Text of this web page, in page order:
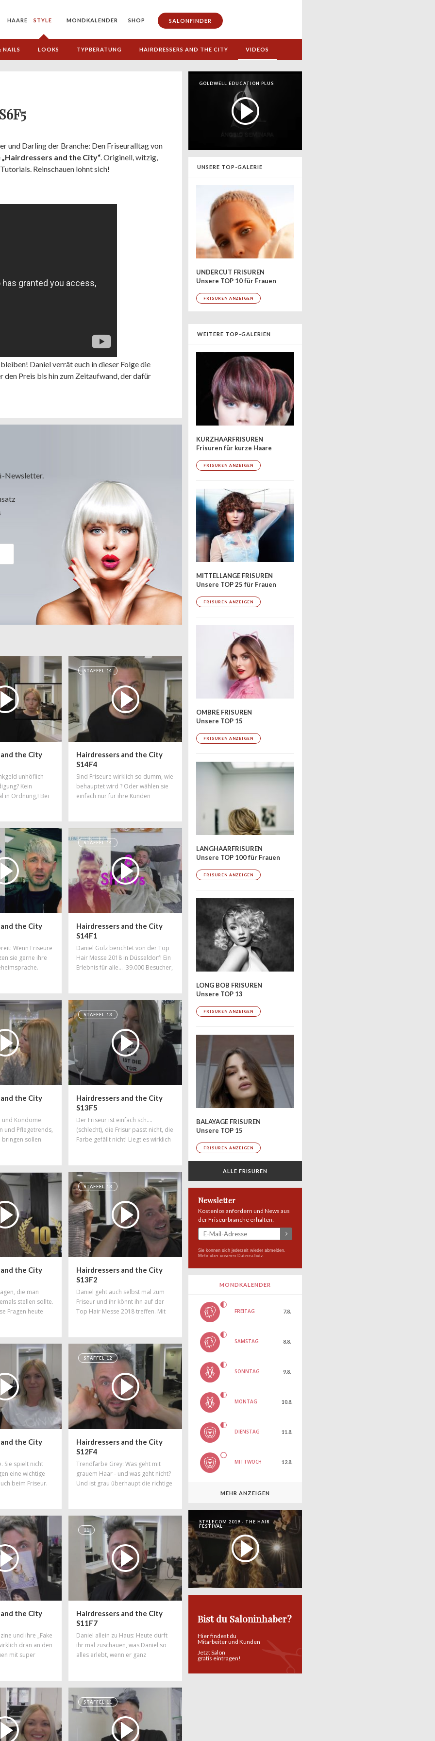
HAARE STYLE MONDKALENDER SHOP SALONFINDER
NAILS LOOKS TYPBERATUNG HAIRDRESSERS AND THE CITY VIDEOS
Darling der Branche: Den Friseuralltag von
and the City“. Originell, witzig,
Reinschauen lohnt sich!
Daniel verrät euch in dieser Folge die
Preis bis hin zum Zeitaufwand, der dafür
Newsletter.
the City
unhöflich
Kein
in Ordnung,! Bei
STAFFEL 14
Hairdressers and the City
S14F4
Sind Friseure wirklich so dumm, wie
behauptet wird ? Oder wählen sie
einfach nur für ihre Kunden
the City
Wenn Friseure
sie gerne ihre
STAFFEL 14
Hairdressers and the City
S14F1
Daniel Golz berichtet von der Top
Hair Messe 2018 in Düsseldorf! Ein
Erlebnis für alle... 39.000 Besucher,
the City
und Kondome:
und Pflegetrends,
bringen sollen.
STAFFEL 13
Hairdressers and the City
S13F5
Der Friseur ist einfach sch....
(schlecht), die Frisur passt nicht, die
Farbe gefällt nicht! Liegt es wirklich
the City
die man
stellen sollte.
Fragen heute
STAFFEL 13
Hairdressers and the City
S13F2
Daniel geht auch selbst mal zum
Friseur und ihr könnt ihn auf der
Top Hair Messe 2018 treffen. Mit
Schnittfabrik Bühne.
the City
Sie spielt nicht
eine wichtige
beim Friseur.
auf.
STAFFEL 12
Hairdressers and the City
S12F4
Trendfarbe Grey: Was geht mit
grauem Haar - und was geht nicht?
Und ist grau überhaupt die richtige
the City
und ihre „Fake
dran an den
mit super
11
Hairdressers and the City
S11F7
Daniel allein zu Haus: Heute dürft
ihr mal zuschauen, was Daniel so
alles erlebt, wenn er ganz
sehr unterhaltsam!
STAFFEL 11
GOLDWELL EDUCATION PLUS
UNSERE TOP-GALERIE
UNDERCUT FRISUREN
Unsere TOP 10 für Frauen
FRISUREN ANZEIGEN
WEITERE TOP-GALERIEN
KURZHAARFRISUREN
Frisuren für kurze Haare
FRISUREN ANZEIGEN
MITTELLANGE FRISUREN
Unsere TOP 25 für Frauen
FRISUREN ANZEIGEN
OMBRÉ FRISUREN
Unsere TOP 15
FRISUREN ANZEIGEN
LANGHAARFRISUREN
Unsere TOP 100 für Frauen
FRISUREN ANZEIGEN
LONG BOB FRISUREN
Unsere TOP 13
FRISUREN ANZEIGEN
BALAYAGE FRISUREN
Unsere TOP 15
FRISUREN ANZEIGEN
ALLE FRISUREN
Newsletter
Kostenlos anfordern und News aus
der Friseurbranche erhalten:
Sie können sich jederzeit wieder abmelden.
Mehr über unseren Datenschutz.
MONDKALENDER
FREITAG 7.8.
SAMSTAG 8.8.
SONNTAG 9.8.
MONTAG 10.8.
DIENSTAG 11.8.
MITTWOCH 12.8.
MEHR ANZEIGEN
STYLECOM 2019 - THE HAIR
FESTIVAL
Bist du Saloninhaber?
Hier findest du
Mitarbeiter und Kunden
Jetzt Salon
gratis eintragen!